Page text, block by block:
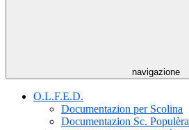
navigazione
O.L.F.E.D.
Documentazion per Scolina
Documentazion Sc. Populèra